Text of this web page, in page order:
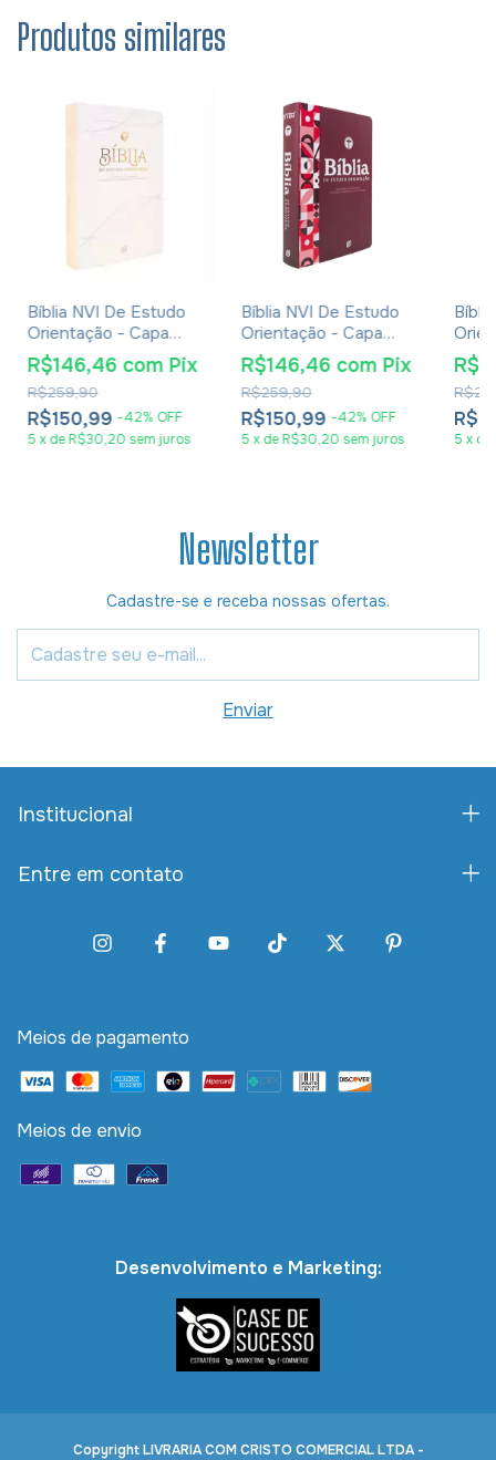
Produtos similares
Bíblia NVI De Estudo
Orientação - Capa
Luxo Rose Gold
R$150,99 -42% OFF
R$259,90
R$146,46 com Pix
5 xdeR$30,20 sem juros
Bíblia NVI De Estudo
Orientação - Capa
Luxo Red Minimal
R$150,99 -42% OFF
R$259,90
R$146,46 com Pix
5 xdeR$30,20 sem juros
Luxo
5 x de
Newsletter
Cadastre-se e receba nossas ofertas.
Institucional
Entre em contato
Meios de pagamento
Meios de envio
Desenvolvimento e Marketing:
Copyright LIVRARIA COM CRISTO COMERCIAL LTDA -